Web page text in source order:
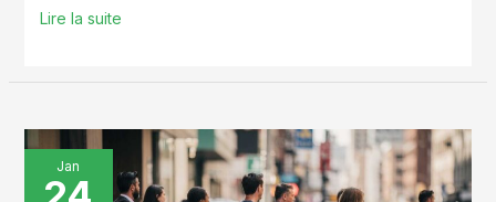
Lire la suite
Jan
Marcher